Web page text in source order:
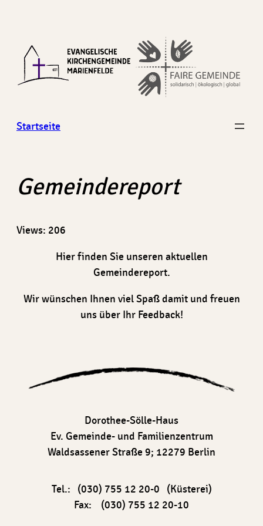
springen
Startseite
Gemeindereport
Views: 206
Hier finden Sie unseren aktuellen
Gemeindereport.
Wir wünschen Ihnen viel Spaß damit und freuen
uns über Ihr Feedback!
Dorothee-Sölle-Haus
Ev. Gemeinde- und Familienzentrum
Waldsassener Straße 9; 12279 Berlin
Tel.: (030) 755 12 20-0 (Küsterei)
Fax: (030) 755 12 20-10